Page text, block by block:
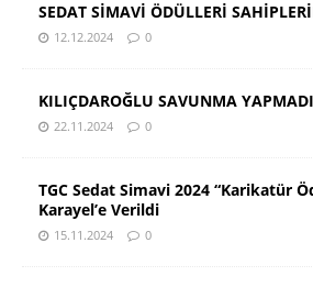
SEDAT SİMAVİ ÖDÜLLERİ
12.12.2024 0
KILIÇDAROĞLU SAVUNMA
22.11.2024 0
TGC Sedat Simavi 2024 “Karikatür
Karayel’e Verildi
15.11.2024 0